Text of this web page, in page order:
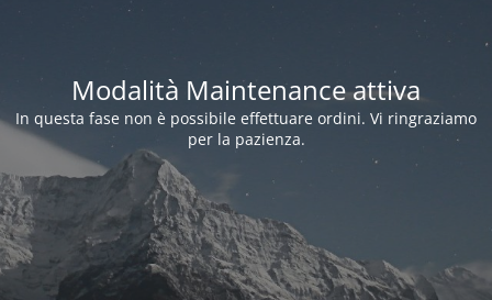
Modalità Maintenance attiva
In questa fase non è possibile effettuare ordini. Vi ringraziamo
per la pazienza.